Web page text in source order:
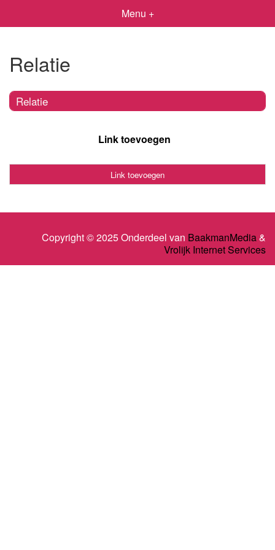
Menu +
Relatie
Relatie
Link toevoegen
Link toevoegen
Copyright © 2025 Onderdeel van BaakmanMedia&
Vrolijk Internet Services